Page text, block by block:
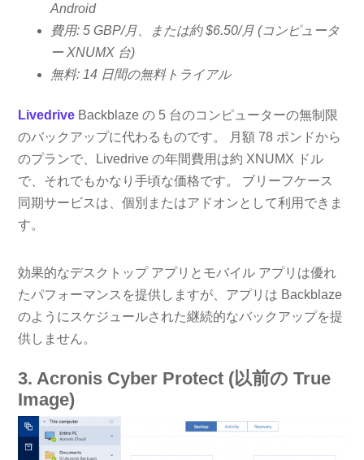
Android
費用: 5 GBP/月、または約 $6.50/月 (コンピュータ
ー XNUMX 台)
無料: 14 日間の無料トライアル
Livedrive Backblaze の 5 台のコンピューターの無制限
のバックアップに代わるものです。 月額 78 ポンドから
のプランで、Livedrive の年間費用は約 XNUMX ドル
で、それでもかなり手頃な価格です。 ブリーフケース
同期サービスは、個別またはアドオンとして利用できま
す。
効果的なデスクトップ アプリとモバイル アプリは優れ
たパフォーマンスを提供しますが、アプリは Backblaze
のようにスケジュールされた継続的なバックアップを提
供しません。
3. Acronis Cyber​​ Protect (以前の True
Image)